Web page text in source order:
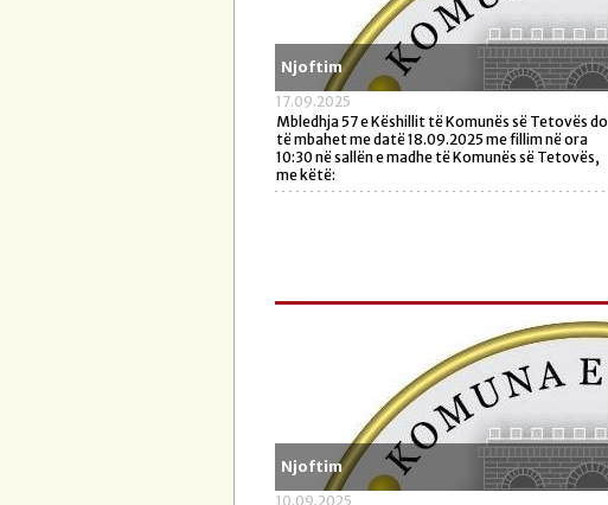
Njoftim
17.09.2025
Mbledhja 57 e Këshillit të Komunës së Tetovës do
të mbahet me datë 18.09.2025 me fillim në ora
10:30 në sallën e madhe të Komunës së Tetovës,
me këtë:
Njoftim
10.09.2025